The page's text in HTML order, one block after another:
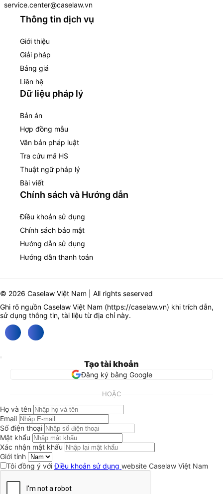
service.center@caselaw.vn
Thông tin dịch vụ
Giới thiệu
Giải pháp
Bảng giá
Liên hệ
Dữ liệu pháp lý
Bản án
Hợp đồng mẫu
Văn bản pháp luật
Tra cứu mã HS
Thuật ngữ pháp lý
Bài viết
Chính sách và Hướng dẫn
Điều khoản sử dụng
Chính sách bảo mật
Hướng dẫn sử dụng
Hướng dẫn thanh toán
© 2026 Caselaw Việt Nam | All rights seserved
Ghi rõ nguồn Caselaw Việt Nam (https://caselaw.vn) khi trích dẫn,
sử dụng thông tin, tài liệu từ địa chỉ này.
Tạo tài khoản
Đăng ký bằng Google
HOẶC
Họ và tên
Email
Số điện thoại
Mật khẩu
Xác nhận mật khẩu
Giới tính
Tôi đồng ý vớiĐiều khoản sử dụng website Caselaw Việt Nam